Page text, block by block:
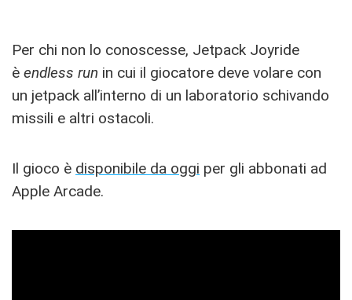
Per chi non lo conoscesse, Jetpack Joyride
è endless run in cui il giocatore deve volare con
un jetpack all’interno di un laboratorio schivando
missili e altri ostacoli.
Il gioco è disponibile da oggi per gli abbonati ad
Apple Arcade.